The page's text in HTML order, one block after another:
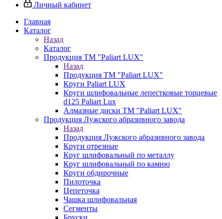
Личный кабинет
Главная
Каталог
Назад
Каталог
Продукция ТМ "Paliart LUX"
Назад
Продукция ТМ "Paliart LUX"
Круги Paliart LUX
Круги шлифовальные лепестковые торцевые
d125 Paliart Lux
Алмазные диски ТМ "Paliart LUX"
Продукция Лужского абразивного завода
Назад
Продукция Лужского абразивного завода
Круги отрезные
Круг шлифовальный по металлу
Круг шлифовальный по камню
Круги обдирочные
Пилоточка
Цепеточка
Чашка шлифовальная
Сегменты
Бруски